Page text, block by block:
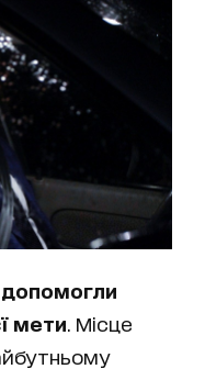
допомогли
мети . Місце